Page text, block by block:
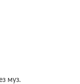
муз.